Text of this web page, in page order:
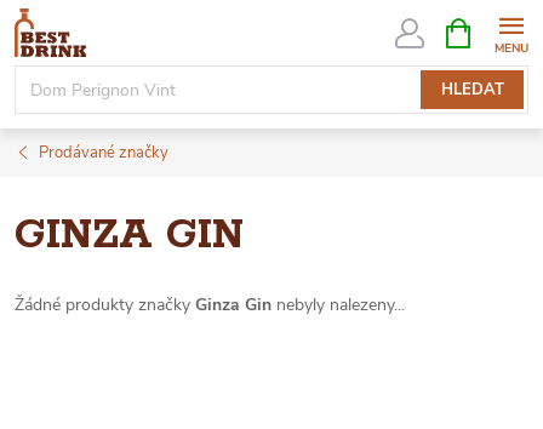
Přejít
obsah
HLEDAT
NÁKUPNÍ
KOŠÍK
Prodávané značky
GINZA GIN
Žádné produkty značky Ginza Gin nebyly nalezeny...